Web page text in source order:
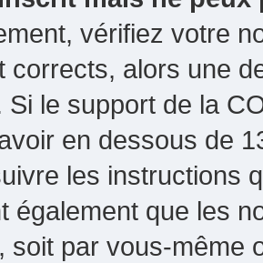
vérifiez votre
corrects, alors une
Si le support de la
en dessous de
les instructions
également que les
soit par vous-même